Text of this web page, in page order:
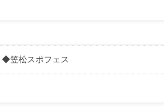
◆笠松スポフェス